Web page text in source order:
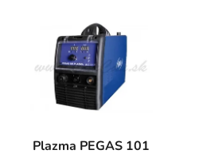
Plazma PEGAS 101